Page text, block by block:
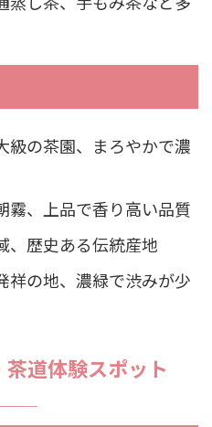
級の茶園、まろやかで濃
霧、上品で香り高い品質
、歴史ある伝統産地
祥の地、濃緑で渋みが少
茶道体験スポット